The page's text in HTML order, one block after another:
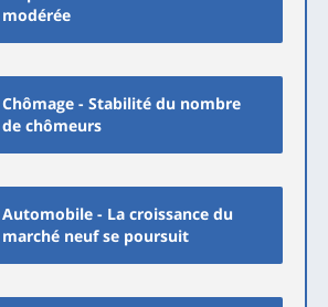
modérée
Chômage - Stabilité du nombre
de chômeurs
Automobile - La croissance du
marché neuf se poursuit